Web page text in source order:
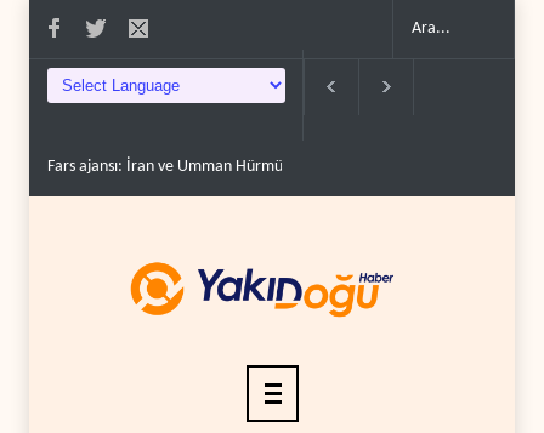
Trump, mühimmat krizini ifşa edenleri tehdit etti..